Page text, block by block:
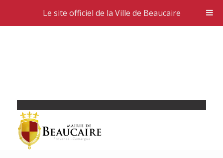
Le site officiel de la Ville de Beaucaire